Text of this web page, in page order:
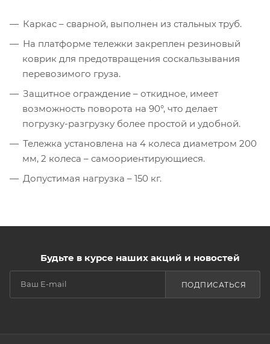
Каркас – сварной, выполнен из стальных труб.
На платформе тележки закреплен резиновый
коврик для предотвращения соскальзывания
перевозимого груза.
Защитное ограждение – откидное, имеет
возможность поворота на 90°, что делает
погрузку-разгрузку более простой и удобной.
Тележка установлена на 4 колеса диаметром 200
мм, 2 колеса – самоориентирующиеся.
Допустимая нагрузка – 150 кг.
Будьте в курсе наших акций и новостей
ПОДПИСАТЬСЯ